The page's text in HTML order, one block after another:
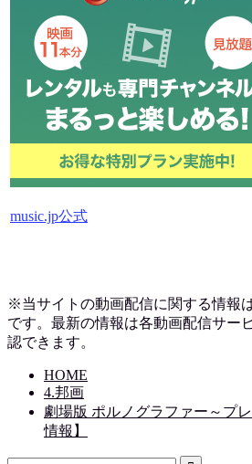
music.jp公式
※当サイトの動画配信に関する情報
です。最新の情報は各動画配信サー
認できます。
HOME
4.邦画
劇場版 ポルノグラファー～プ
情報】